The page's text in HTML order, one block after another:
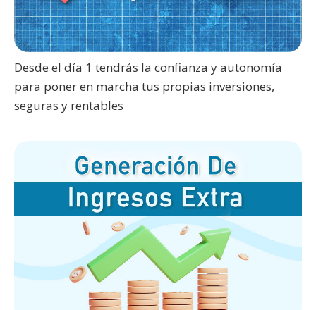
Desde el día 1 tendrás la confianza y autonomía
para poner en marcha tus propias inversiones,
seguras y rentables